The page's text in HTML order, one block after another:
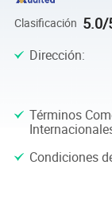
Clasificación 5.0/
Dirección:
Términos
Condiciones